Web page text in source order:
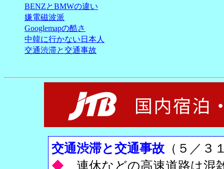
BENZとBMWの違い
嫌電磁波派
Googlemapの酷さ
中韓に行かない日本人
交通渋滞と交通事故
交通渋滞と交通事故 （５／３
◆ 連休などの高速道路は混